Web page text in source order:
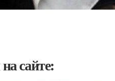
сайте: